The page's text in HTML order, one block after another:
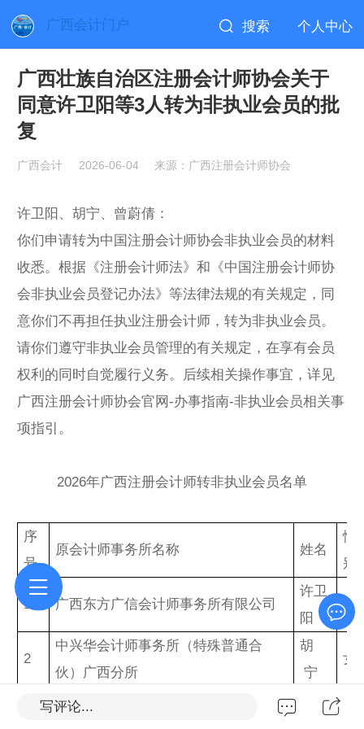
广西会计门户 搜索 个人中心
广西壮族自治区注册会计师协会关于
同意许卫阳等3人转为非执业会员的批
复
广西会计 2026-06-04 来源：广西注册会计师协会
许卫阳、胡宁、曾蔚倩：
你们申请转为中国注册会计师协会非执业会员的材料
收悉。根据《注册会计师法》和《中国注册会计师协
会非执业会员登记办法》等法律法规的有关规定，同
意你们不再担任执业注册会计师，转为非执业会员。
请你们遵守非执业会员管理的有关规定，在享有会员
权利的同时自觉履行义务。后续相关操作事宜，详见
广西注册会计师协会官网-办事指南-非执业会员相关事
项指引。
2026年广西注册会计师转非执业会员名单
序
号
原会计师事务所名称 姓名
性
别
1 广西东方广信会计师事务所有限公司
许卫
阳
女
2
中兴华会计师事务所（特殊普通合
伙）广西分所
胡
宁
女
和信会计师事务所（特殊普通合伙）
曾蔚
写评论...